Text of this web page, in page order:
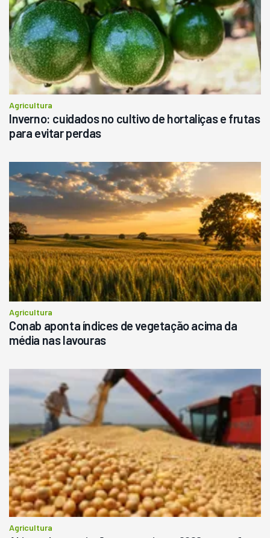
Agricultura
Inverno: cuidados no cultivo de hortaliças e frutas
para evitar perdas
Agricultura
Conab aponta índices de vegetação acima da
média nas lavouras
Agricultura